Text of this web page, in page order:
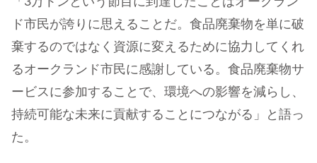
ド市民が誇りに思えることだ。食品廃棄物を単に破
棄するのではなく資源に変えるために協力してくれ
るオークランド市民に感謝している。食品廃棄物サ
ービスに参加することで、環境への影響を減らし、
持続可能な未来に貢献することにつながる」と語っ
た。